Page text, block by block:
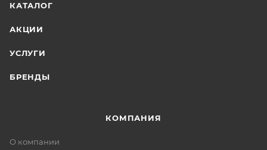
КАТАЛОГ
АКЦИИ
УСЛУГИ
БРЕНДЫ
КОМПАНИЯ
О компании